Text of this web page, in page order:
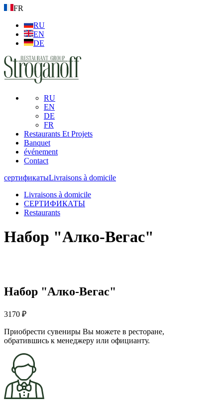
FR
RU
EN
DE
RU
EN
DE
FR
Restaurants Et Projets
Banquet
événement
Contact
сертификатыLivraisons à domicile
Livraisons à domicile
СЕРТИФИКАТЫ
Restaurants
Набор "Алко-Вегас"
Набор "Алко-Вегас"
3170 ₽
Приобрести сувениры Вы можете в ресторане,
обратившись к менеджеру или официанту.